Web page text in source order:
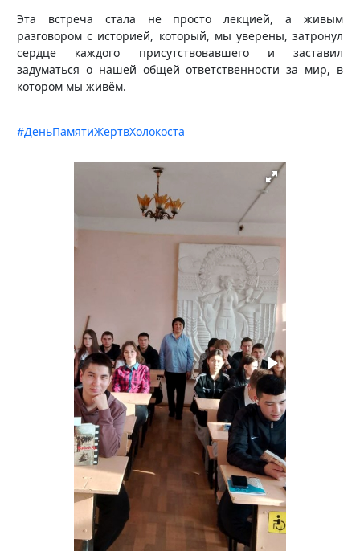
Эта встреча стала не просто лекцией, а живым
разговором с историей, который, мы уверены, затронул
сердце каждого присутствовавшего и заставил
задуматься о нашей общей ответственности за мир, в
котором мы живём.
#ДеньПамятиЖертвХолокоста